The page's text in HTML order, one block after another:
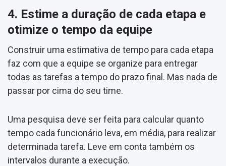
4. Estime a duração de cada etapa e
otimize o tempo da equipe
Construir uma estimativa de tempo para cada etapa
faz com que a equipe se organize para entregar
todas as tarefas a tempo do prazo final. Mas nada de
passar por cima do seu time.
Uma pesquisa deve ser feita para calcular quanto
tempo cada funcionário leva, em média, para realizar
determinada tarefa. Leve em conta também os
intervalos durante a execução.